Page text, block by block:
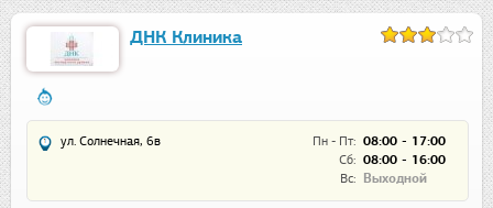
ДНК Клиника
Пн - Пт: 08:00 - 17:00
Сб: 08:00 - 16:00
Вс:
Выходной
ул. Солнечная, 6в